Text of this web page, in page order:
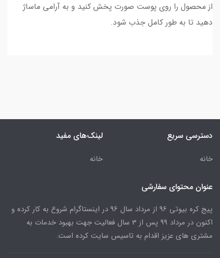
از محصول را روی پوست صورت پخش کنید و به آرامی ماساژ
دهید تا به طور کامل جذب شود.
دسترسی سریع
خانه
لینک‌های مفید
خانه
عنوان محتوای سفارشی
پیج کره بیوتی 96 از مرداد سال 96 در اینستاگرام شروع به کار کرده و
اکنون در مرداد 99 پس از 3 سال فعالیت جهت بهبود خدمات به
مشتری های عزیز اقدام به تاسیس سایت کرده است.